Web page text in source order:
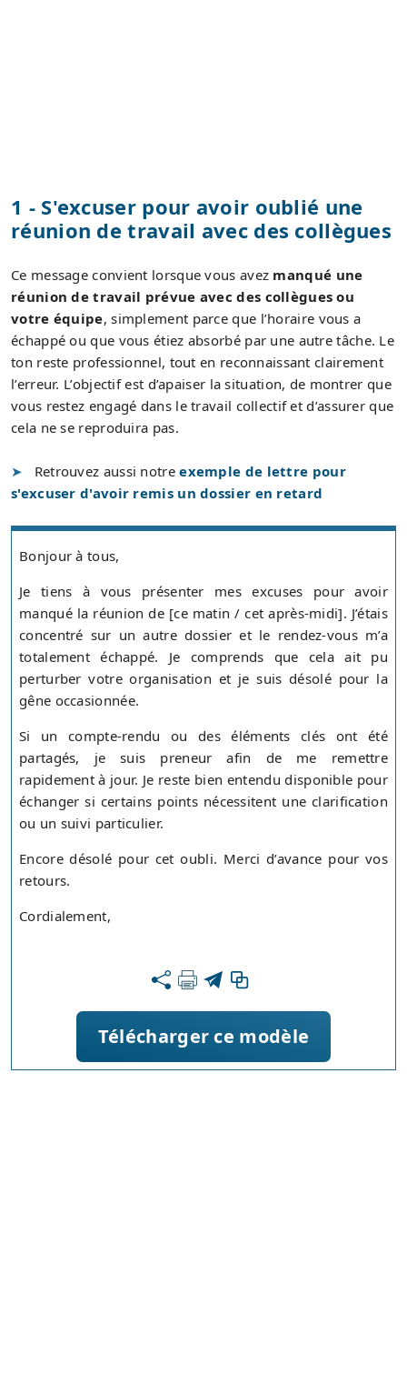
1 - S'excuser pour avoir oublié une
réunion de travail avec des collègues
Ce message convient lorsque vous avez manqué une
réunion de travail prévue avec des collègues ou
votre équipe, simplement parce que l’horaire vous a
échappé ou que vous étiez absorbé par une autre tâche. Le
ton reste professionnel, tout en reconnaissant clairement
l’erreur. L’objectif est d’apaiser la situation, de montrer que
vous restez engagé dans le travail collectif et d’assurer que
cela ne se reproduira pas.
Retrouvez aussi notreexemple de lettre pour
s'excuser d'avoir remis un dossier en retard
Bonjour à tous,
Je tiens à vous présenter mes excuses pour avoir
manqué la réunion de [ce matin / cet après-midi]. J’étais
concentré sur un autre dossier et le rendez-vous m’a
totalement échappé. Je comprends que cela ait pu
perturber votre organisation et je suis désolé pour la
gêne occasionnée.
Si un compte-rendu ou des éléments clés ont été
partagés, je suis preneur afin de me remettre
rapidement à jour. Je reste bien entendu disponible pour
échanger si certains points nécessitent une clarification
ou un suivi particulier.
Encore désolé pour cet oubli. Merci d’avance pour vos
retours.
Cordialement,
Télécharger ce modèle